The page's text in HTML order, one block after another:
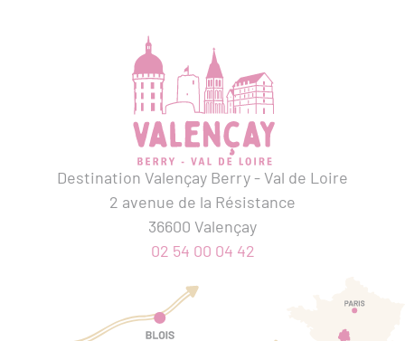
Destination Valençay Berry - Val de Loire
2 avenue de la Résistance
36600 Valençay
02 54 00 04 42